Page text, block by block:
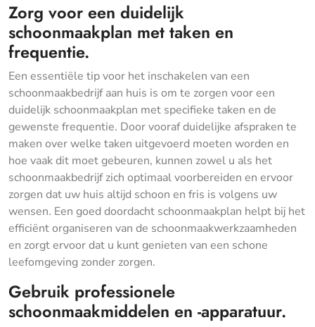
Zorg voor een duidelijk
schoonmaakplan met taken en
frequentie.
Een essentiële tip voor het inschakelen van een
schoonmaakbedrijf aan huis is om te zorgen voor een
duidelijk schoonmaakplan met specifieke taken en de
gewenste frequentie. Door vooraf duidelijke afspraken te
maken over welke taken uitgevoerd moeten worden en
hoe vaak dit moet gebeuren, kunnen zowel u als het
schoonmaakbedrijf zich optimaal voorbereiden en ervoor
zorgen dat uw huis altijd schoon en fris is volgens uw
wensen. Een goed doordacht schoonmaakplan helpt bij het
efficiënt organiseren van de schoonmaakwerkzaamheden
en zorgt ervoor dat u kunt genieten van een schone
leefomgeving zonder zorgen.
Gebruik professionele
schoonmaakmiddelen en -apparatuur.